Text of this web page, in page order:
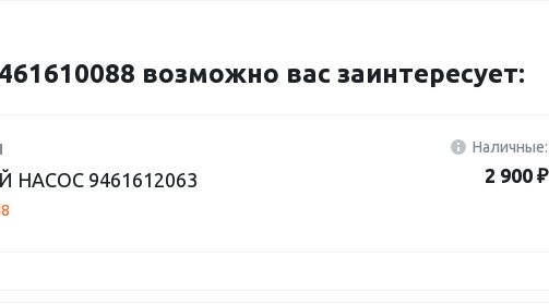
возможно вас заинтересует:
9461612063
Наличные:
2 900 ₽